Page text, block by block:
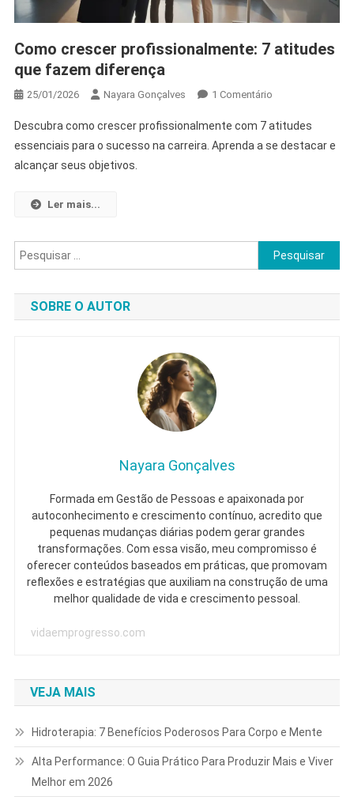
Como crescer profissionalmente: 7 atitudes
que fazem diferença
25/01/2026 Nayara Gonçalves 1 ComentárioEm
Crescer
Diferença
Descubra como crescer profissionalmente com 7 atitudes
essenciais para o sucesso na carreira. Aprenda a se destacar e
alcançar seus objetivos.
Ler mais...
Pesquisar
por:
SOBRE O AUTOR
Nayara Gonçalves
Formada em Gestão de Pessoas e apaixonada por
autoconhecimento e crescimento contínuo, acredito que
pequenas mudanças diárias podem gerar grandes
transformações. Com essa visão, meu compromisso é
oferecer conteúdos baseados em práticas, que promovam
reflexões e estratégias que auxiliam na construção de uma
melhor qualidade de vida e crescimento pessoal.
vidaemprogresso.com
VEJA MAIS
Hidroterapia: 7 Benefícios Poderosos Para Corpo e Mente
Alta Performance: O Guia Prático Para Produzir Mais e Viver
Melhor em 2026